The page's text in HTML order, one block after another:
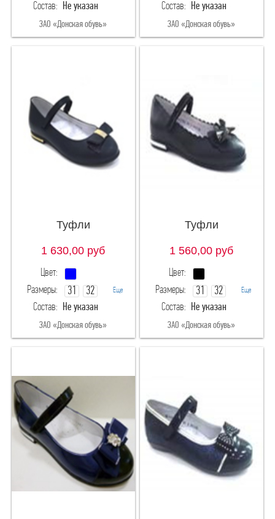
32
33
Состав: Не указан
ЗАО «Донская обувь»
34
35
Состав: Не указан
ЗАО «Донская обувь»
Туфли
1 630,00 руб
Цвет:
Размеры:
31
32
33
34
Еще
Состав: Не указан
ЗАО «Донская обувь»
Туфли
1 560,00 руб
Цвет:
Размеры:
31
32
33
34
Еще
Состав: Не указан
ЗАО «Донская обувь»